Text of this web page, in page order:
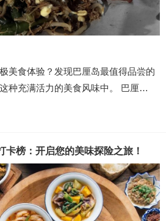
美食体验？发现巴厘岛最值得品尝的
种充满活力的美食风味中。 巴厘…
卡榜：开启您的美味探险之旅！